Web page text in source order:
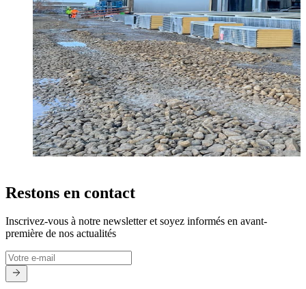
Restons en contact
Inscrivez-vous à notre newsletter et soyez informés en avant-
première de nos actualités